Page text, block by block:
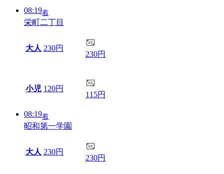
08:19着
栄町二丁目
大人 230円
230円
小児 120円
115円
08:19着
昭和第一学園
大人 230円
230円